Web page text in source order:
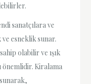
sanatçılara ve
esneklik sunar.
olabilir ve ışık
önemlidir. Kiralama